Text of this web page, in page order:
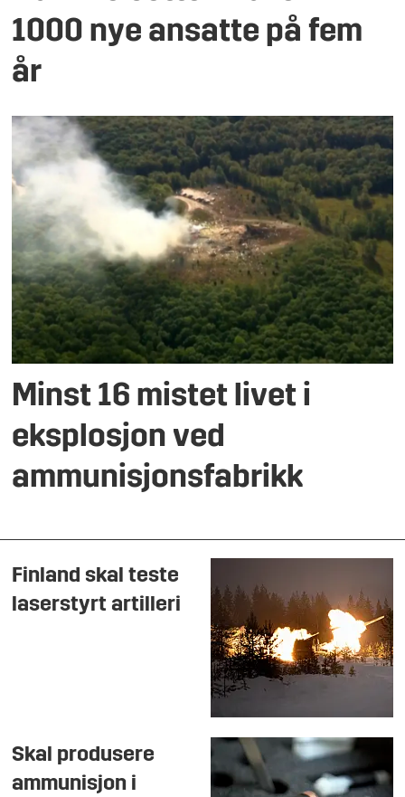
1000 nye ansatte på fem
år
Minst 16 mistet livet i
eksplosjon ved
ammunisjonsfabrikk
Finland skal teste
laserstyrt artilleri
Skal produsere
ammunisjon i